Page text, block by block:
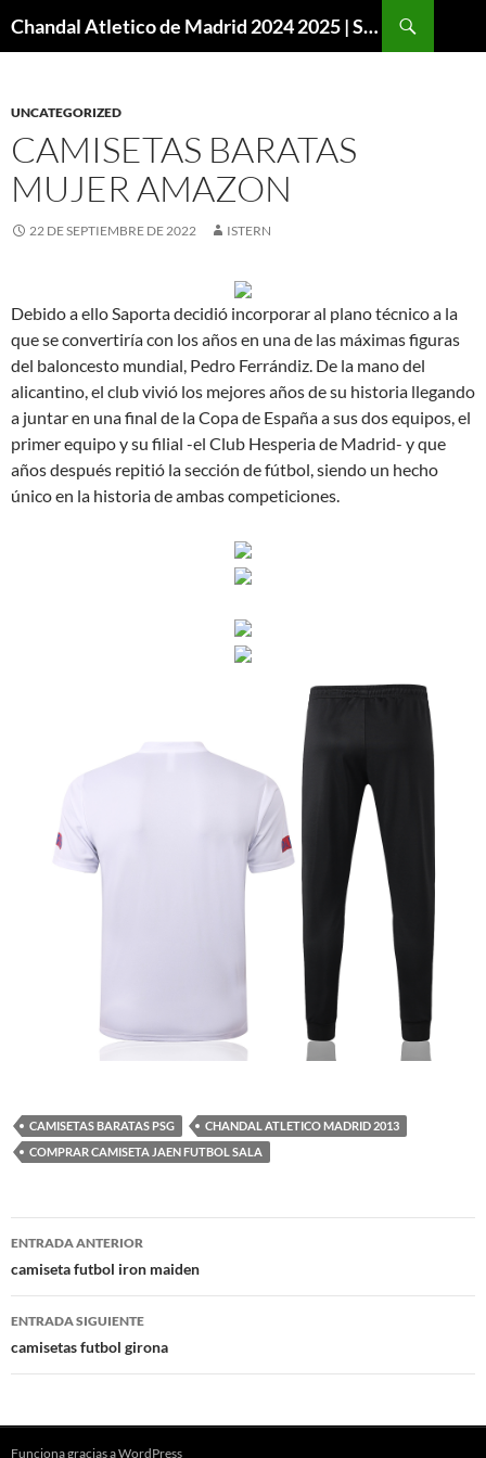
Chandal Atletico de Madrid 2024 2025 | SuperVigo
UNCATEGORIZED
CAMISETAS BARATAS
MUJER AMAZON
22 DE SEPTIEMBRE DE 2022 ISTERN
Debido a ello Saporta decidió incorporar al plano técnico a la
que se convertiría con los años en una de las máximas figuras
del baloncesto mundial, Pedro Ferrándiz. De la mano del
alicantino, el club vivió los mejores años de su historia llegando
a juntar en una final de la Copa de España a sus dos equipos, el
primer equipo y su filial -el Club Hesperia de Madrid- y que
años después repitió la sección de fútbol, siendo un hecho
único en la historia de ambas competiciones.
CAMISETAS BARATAS PSG
CHANDAL ATLETICO MADRID 2013
COMPRAR CAMISETA JAEN FUTBOL SALA
Navegación
de
entradas
ENTRADA ANTERIOR
camiseta futbol iron maiden
ENTRADA SIGUIENTE
camisetas futbol girona
Funciona gracias a WordPress